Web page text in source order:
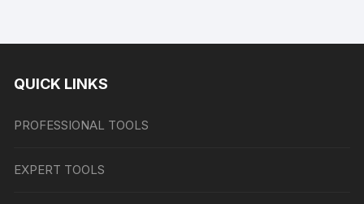
QUICK LINKS
PROFESSIONAL TOOLS
EXPERT TOOLS